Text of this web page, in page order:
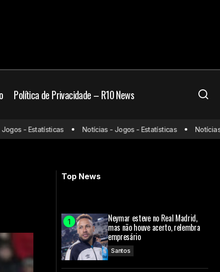
Política de Privacidade – R10 News
Barcelona x Leganés: onde assistir e
escalações
- Estatísticas Notícias - Jogos - Estatísticas Notícias -
Top News
Neymar esteve no Real Madrid,
mas não houve acerto, relembra
empresário
Santos